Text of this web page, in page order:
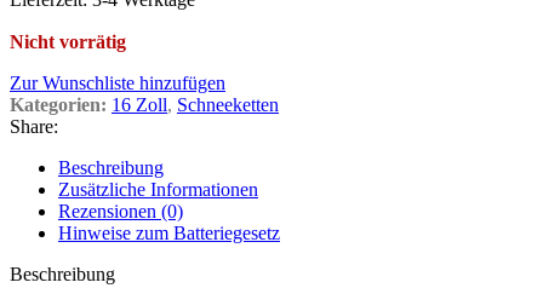
Nicht vorrätig
Zur Wunschliste hinzufügen
Kategorien: 16 Zoll, Schneeketten
Share:
Beschreibung
Zusätzliche Informationen
Rezensionen (0)
Hinweise zum Batteriegesetz
Beschreibung